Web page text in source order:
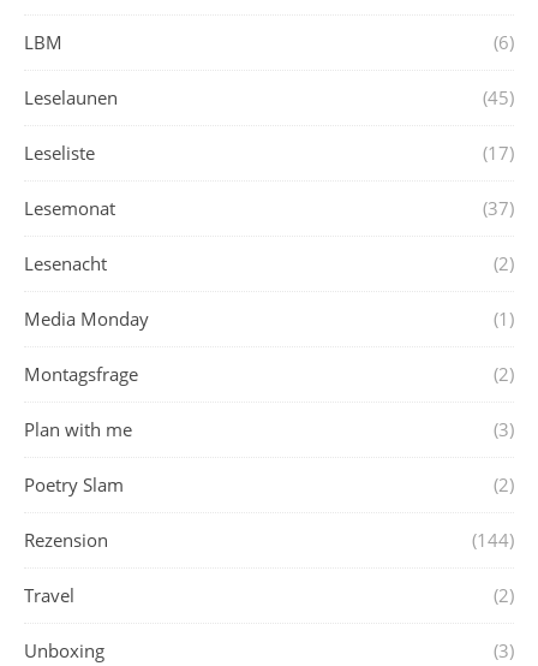
LBM (6)
Leselaunen (45)
Leseliste (17)
Lesemonat (37)
Lesenacht (2)
Media Monday (1)
Montagsfrage (2)
Plan with me (3)
Poetry Slam (2)
Rezension (144)
Travel (2)
Unboxing (3)